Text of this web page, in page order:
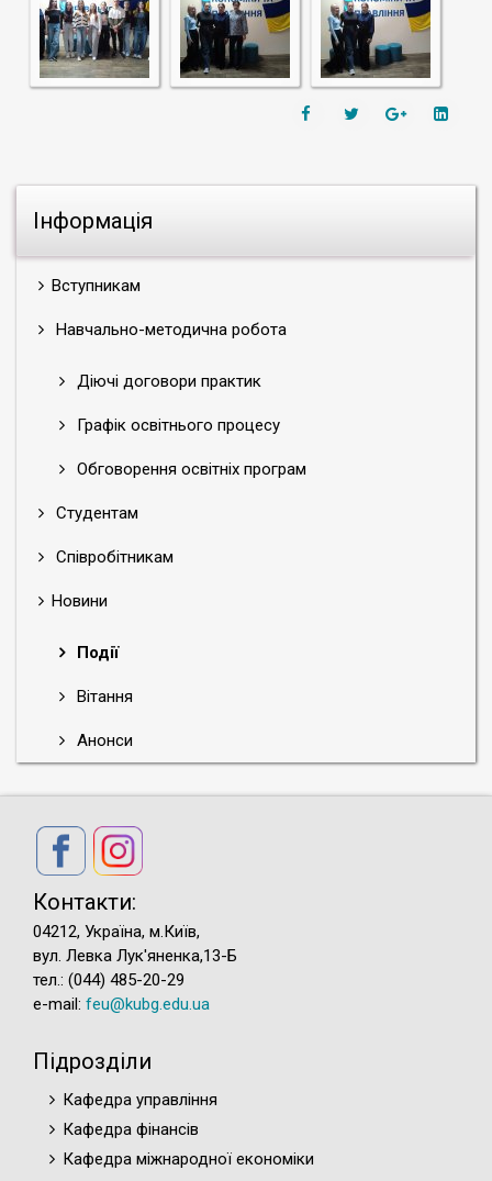
Інформація
Вступникам
Навчально-методична робота
Діючі договори практик
Графік освітнього процесу
Обговорення освітніх програм
Студентам
Співробітникам
Новини
Події
Вітання
Анонси
Контакти:
04212, Україна, м.Київ,
вул. Левка Лук'яненка,13-Б
тел.: (044) 485-20-29
e-mail: feu@kubg.edu.ua
Підрозділи
Кафедра управління
Кафедра фінансів
Кафедра міжнародної економіки